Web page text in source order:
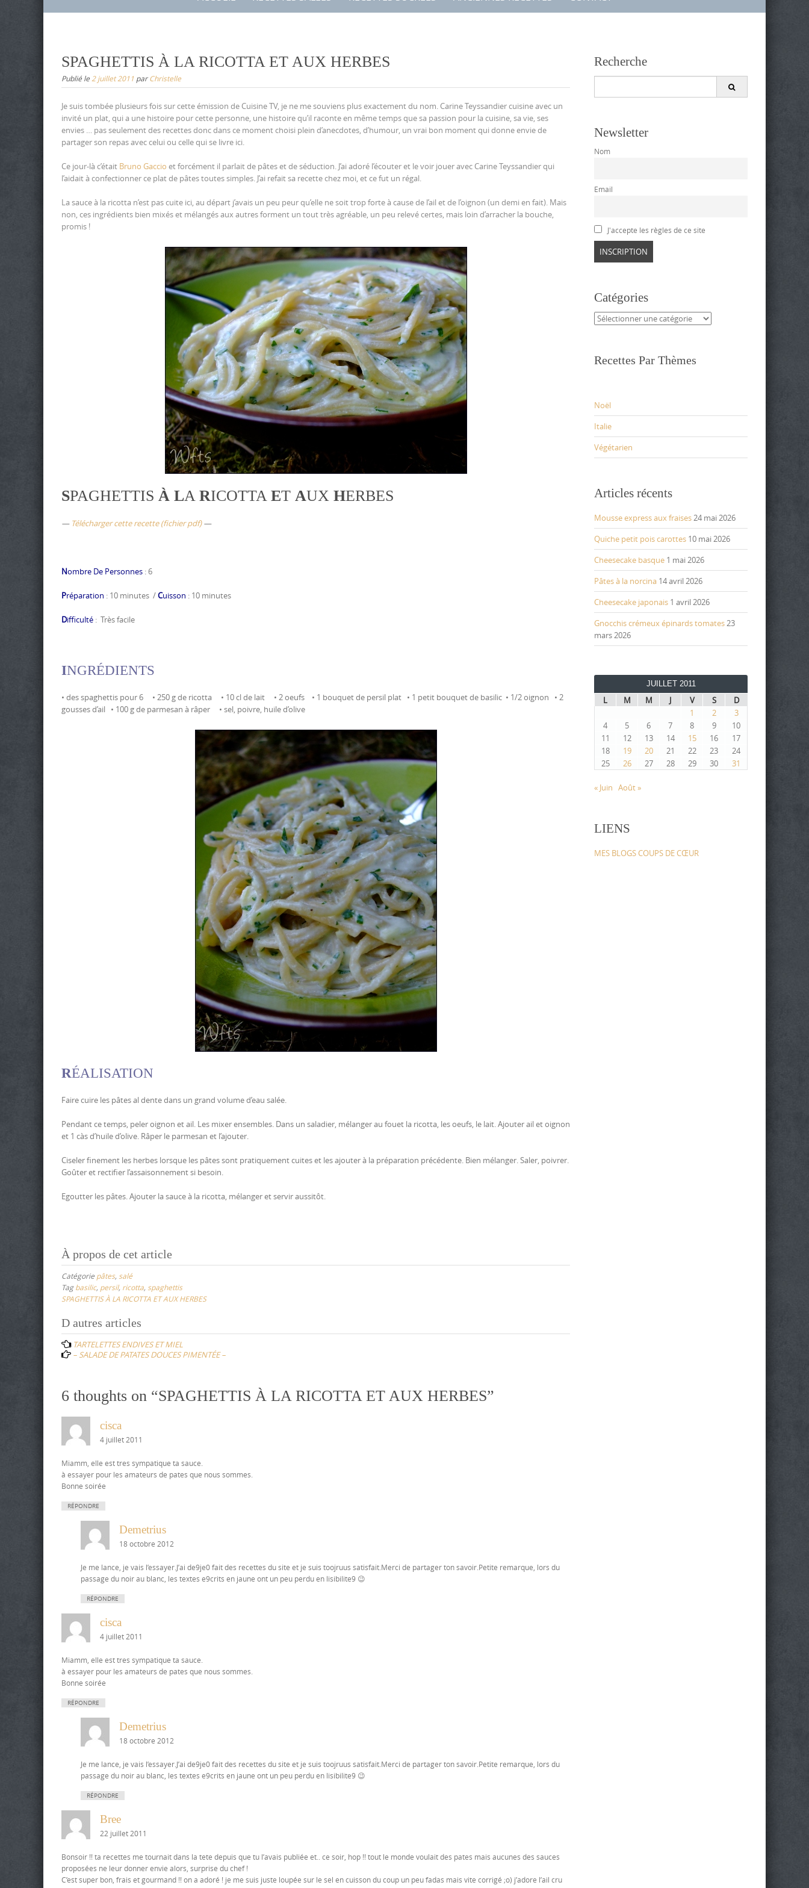
SPAGHETTIS À LA RICOTTA ET AUX HERBES
Publié le 2 juillet 2011 parChristelle
Je suis tombée plusieurs fois sur cette émission de Cuisine TV, je ne me souviens plus exactement du nom. Carine Teyssandier cuisine avec un
invité un plat, qui a une histoire pour cette personne, une histoire qu’il raconte en même temps que sa passion pour la cuisine, sa vie, ses
envies … pas seulement des recettes donc dans ce moment choisi plein d’anecdotes, d’humour, un vrai bon moment qui donne envie de
partager son repas avec celui ou celle qui se livre ici.
Ce jour-là c’était Bruno Gaccio et forcément il parlait de pâtes et de séduction. J’ai adoré l’écouter et le voir jouer avec Carine Teyssandier qui
l’aidait à confectionner ce plat de pâtes toutes simples. J’ai refait sa recette chez moi, et ce fut un régal.
La sauce à la ricotta n’est pas cuite ici, au départ j’avais un peu peur qu’elle ne soit trop forte à cause de l’ail et de l’oignon (un demi en fait). Mais
non, ces ingrédients bien mixés et mélangés aux autres forment un tout très agréable, un peu relevé certes, mais loin d’arracher la bouche,
promis !
SPAGHETTIS À LA RICOTTA ET AUX HERBES
— Télécharger cette recette (fichier pdf)—
Nombre De Personnes : 6
Préparation : 10 minutes /Cuisson : 10 minutes
Difficulté : Très facile
INGRÉDIENTS
• des spaghettis pour 6 • 250 g de ricotta • 10 cl de lait • 2 oeufs • 1 bouquet de persil plat • 1 petit bouquet de basilic • 1/2 oignon • 2
gousses d’ail • 100 g de parmesan à râper • sel, poivre, huile d’olive
RÉALISATION
Faire cuire les pâtes al dente dans un grand volume d’eau salée.
Pendant ce temps, peler oignon et ail. Les mixer ensembles. Dans un saladier, mélanger au fouet la ricotta, les oeufs, le lait. Ajouter ail et oignon
et 1 càs d’huile d’olive. Râper le parmesan et l’ajouter.
Ciseler finement les herbes lorsque les pâtes sont pratiquement cuites et les ajouter à la préparation précédente. Bien mélanger. Saler, poivrer.
Goûter et rectifier l’assaisonnement si besoin.
Egoutter les pâtes. Ajouter la sauce à la ricotta, mélanger et servir aussitôt.
À propos de cet article
Catégorie pâtes, salé
Tagbasilic, persil, ricotta, spaghettis
SPAGHETTIS À LA RICOTTA ET AUX HERBES
Post
navigation
D autres articles
TARTELETTES ENDIVES ET MIEL
– SALADE DE PATATES DOUCES PIMENTÉE –
6 thoughts on “SPAGHETTIS À LA RICOTTA ET AUX HERBES”
cisca
4 juillet 2011
Miamm, elle est tres sympatique ta sauce.
à essayer pour les amateurs de pates que nous sommes.
Bonne soirée
RÉPONDRE
Demetrius
18 octobre 2012
Je me lance, je vais l’essayer.J’ai de9je0 fait des recettes du site et je suis toojruus satisfait.Merci de partager ton savoir.Petite remarque, lors du
passage du noir au blanc, les textes e9crits en jaune ont un peu perdu en lisibilite9 😉
RÉPONDRE
cisca
4 juillet 2011
Miamm, elle est tres sympatique ta sauce.
à essayer pour les amateurs de pates que nous sommes.
Bonne soirée
RÉPONDRE
Demetrius
18 octobre 2012
Je me lance, je vais l’essayer.J’ai de9je0 fait des recettes du site et je suis toojruus satisfait.Merci de partager ton savoir.Petite remarque, lors du
passage du noir au blanc, les textes e9crits en jaune ont un peu perdu en lisibilite9 😉
RÉPONDRE
Bree
22 juillet 2011
Bonsoir !! ta recettes me tournait dans la tete depuis que tu l’avais publiée et.. ce soir, hop !! tout le monde voulait des pates mais aucunes des sauces
proposées ne leur donner envie alors, surprise du chef !
C’est super bon, frais et gourmand !! on a adoré ! je me suis juste loupée sur le sel en cuisson du coup un peu fadas mais vite corrigé ;o) j’adore l’ail cru
Recherche
Newsletter
Nom
Email
J'accepte les règles de ce site
Catégories
Catégories
Recettes Par Thèmes
Noël
Italie
Végétarien
Articles récents
Mousse express aux fraises24 mai 2026
Quiche petit pois carottes 10 mai 2026
Cheesecake basque 1 mai 2026
Pâtes à la norcina 14 avril 2026
Cheesecake japonais 1 avril 2026
Gnocchis crémeux épinards tomates23
mars 2026
JUILLET 2011
L M M J V S
D
1
2
3
4
5 6 7 8 9
10
11
12 13 14 15 16
17
18
19 20 21 22 23
24
25
26 27 28 29 30 31
« Juin Août »
LIENS
MES BLOGS COUPS DE CŒUR